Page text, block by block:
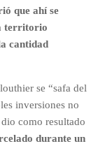
que ahí se
territorio
cantidad
se “safa del
inversiones no
como resultado
durante un